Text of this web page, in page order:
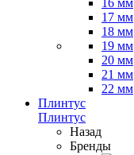
16 мм
17 мм
18 мм
19 мм
20 мм
21 мм
22 мм
Плинтус
Плинтус
Назад
Бренды